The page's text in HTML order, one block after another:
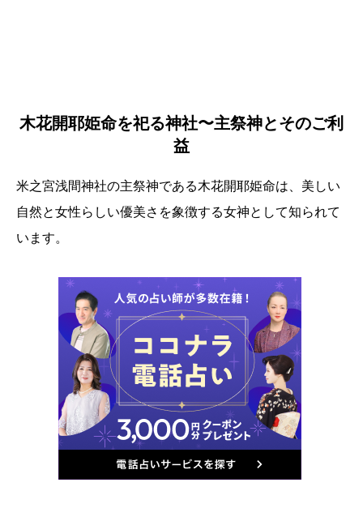
木花開耶姫命を祀る神社〜主祭神とそのご利
益
米之宮浅間神社の主祭神である木花開耶姫命は、美しい
自然と女性らしい優美さを象徴する女神として知られて
います。